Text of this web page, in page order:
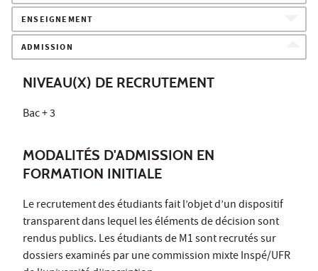
ENSEIGNEMENT
ADMISSION
NIVEAU(X) DE RECRUTEMENT
Bac + 3
MODALITÉS D'ADMISSION EN
FORMATION INITIALE
Le recrutement des étudiants fait l’objet d’un dispositif
transparent dans lequel les éléments de décision sont
rendus publics. Les étudiants de M1 sont recrutés sur
dossiers examinés par une commission mixte Inspé/UFR